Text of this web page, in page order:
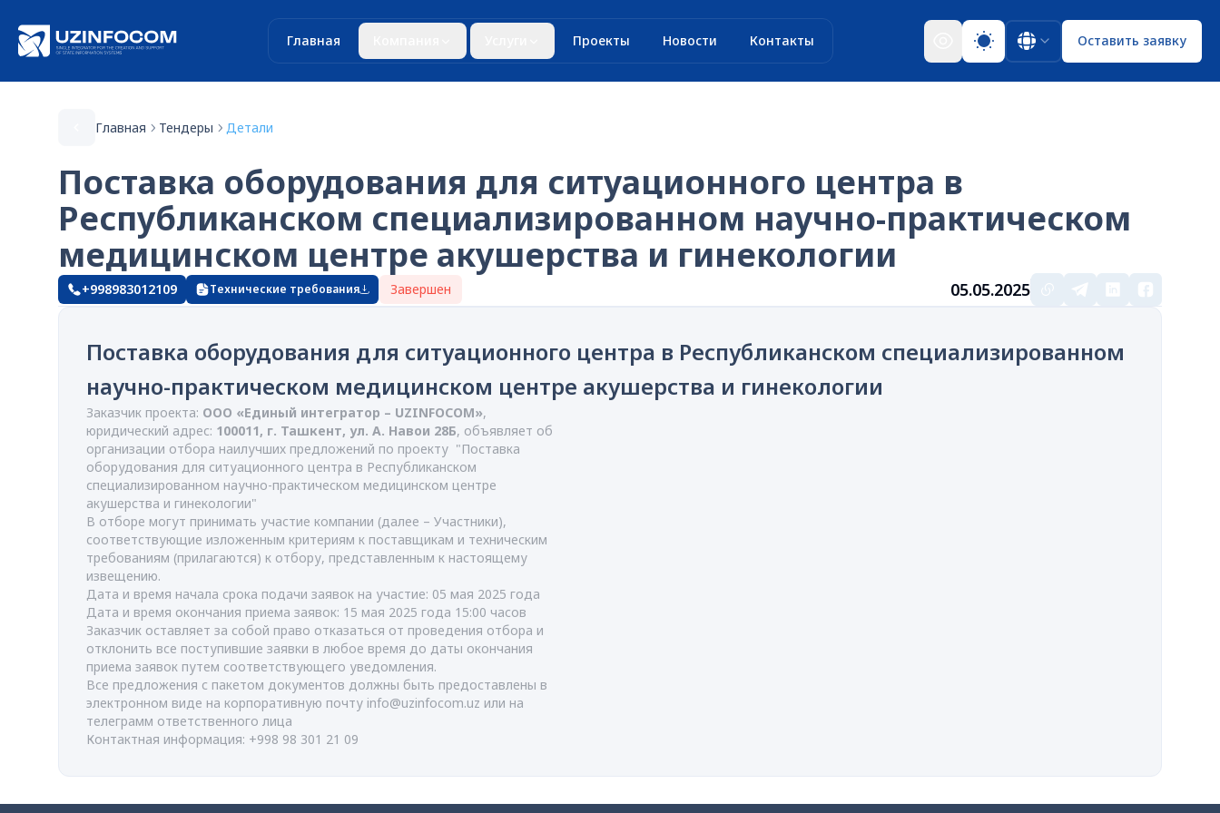
Главная Проекты Новости Контакты Оставить заявку
Главная Тендеры Детали
Поставка оборудования для ситуационного центра в
Республиканском специализированном научно-практическом
медицинском центре акушерства и гинекологии
+998983012109 Технические требования Завершен 05.05.2025
Поставка оборудования для ситуационного центра в Республиканском специализированном
научно-практическом медицинском центре акушерства и гинекологии
Заказчик проекта: ООО «Единый интегратор – UZINFOCOM»,
юридический адрес: 100011, г. Ташкент, ул. А. Навои 28Б, объявляет об
организации отбора наилучших предложений по проекту "Поставка
оборудования для ситуационного центра в Республиканском
специализированном научно-практическом медицинском центре
акушерства и гинекологии"
В отборе могут принимать участие компании (далее – Участники),
соответствующие изложенным критериям к поставщикам и техническим
требованиям (прилагаются) к отбору, представленным к настоящему
извещению.
Дата и время начала срока подачи заявок на участие: 05 мая 2025 года
Дата и время окончания приема заявок: 15 мая 2025 года 15:00 часов
Заказчик оставляет за собой право отказаться от проведения отбора и
отклонить все поступившие заявки в любое время до даты окончания
приема заявок путем соответствующего уведомления.
Все предложения с пакетом документов должны быть предоставлены в
электронном виде на корпоративную почту info@uzinfocom.uz или на
телеграмм ответственного лица
Контактная информация: +998 98 301 21 09